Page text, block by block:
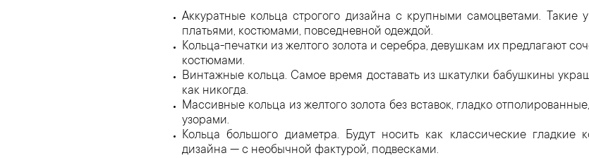
Аккуратные кольца строгого дизайна с крупными самоцветами.
платьями, костюмами, повседневной одеждой.
Кольца-печатки из желтого золота и серебра, девушкам их предлагают
костюмами.
Винтажные кольца. Самое время доставать из шкатулки бабушкины
как никогда.
Массивные кольца из желтого золота без вставок, гладко
узорами.
Кольца большого диаметра. Будут носить как классические гладкие
дизайна — с необычной фактурой, подвесками.